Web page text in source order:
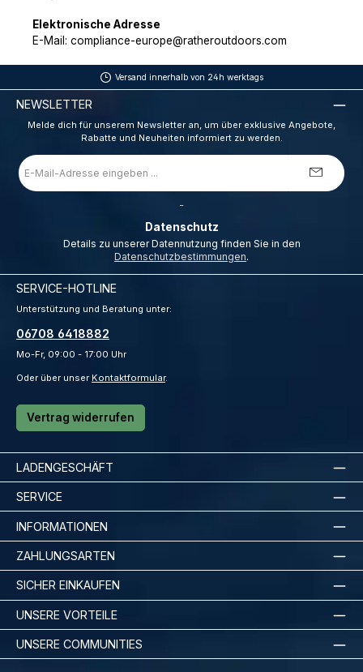
Elektronische Adresse
E-Mail: compliance-europe@ratheroutdoors.com
Versand innerhalb von 24h werktags
NEWSLETTER
Melde dich für unserem Newsletter an, um über exklusive Angebote,
Rabatte und Neuheiten informiert zu werden.
E-
Mail-
Adresse
Datenschutz
Datenschutzbestimmungen.
SERVICE-HOTLINE
Unterstützung und Beratung unter:
06708 6418882
Mo-Fr, 09:00 - 17:00 Uhr
Oder über unser Kontaktformular.
Vertrag widerrufen
LADENGESCHÄFT
SERVICE
INFORMATIONEN
ZAHLUNGSARTEN
SICHER EINKAUFEN
UNSERE VORTEILE
UNSERE COMMUNITIES